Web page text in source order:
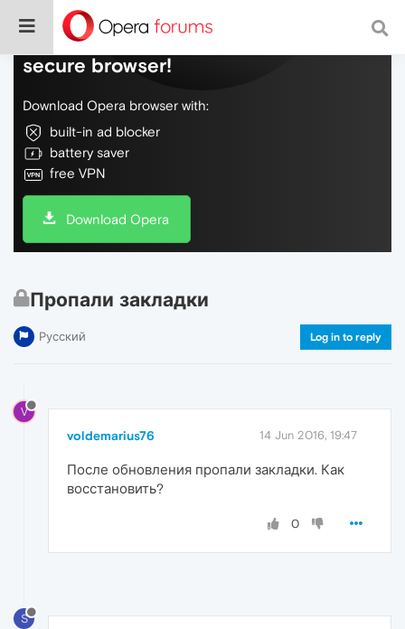
Do more on the web, with a fast and
secure browser!
Download Opera browser with:
built-in ad blocker
battery saver
free VPN
Download Opera
Пропали закладки
Русский Log in to reply
V
voldemarius76 14 Jun 2016, 19:47
После обновления пропали закладки. Как
восстановить?
0
S